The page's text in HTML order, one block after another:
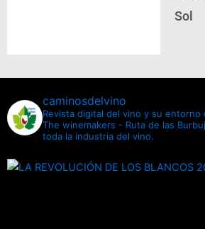
Sol
caminosdelvino
Revista digital del vino y su entorno
The winemakers - Ruta de las
toda la industria del vino.